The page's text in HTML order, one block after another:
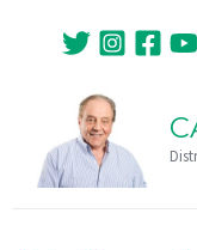
contenido
entradas